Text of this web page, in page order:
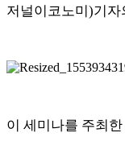
저널이코노미)기자
이 세미나를 주최